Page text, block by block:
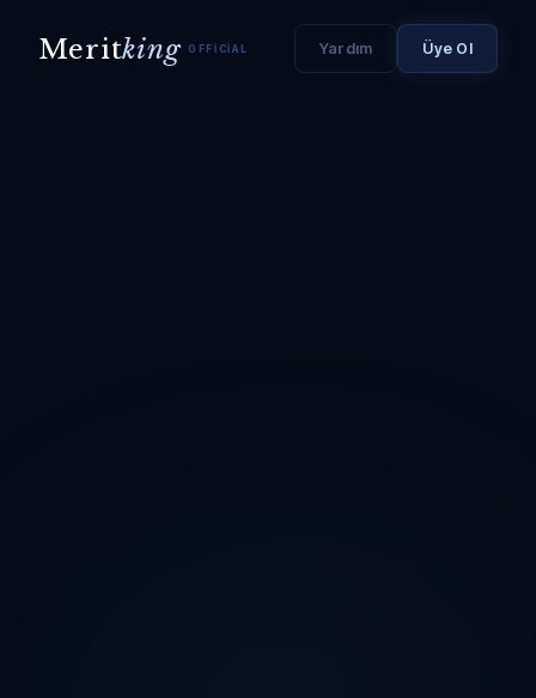
Meritking OFFICIAL Yardım Üye Ol